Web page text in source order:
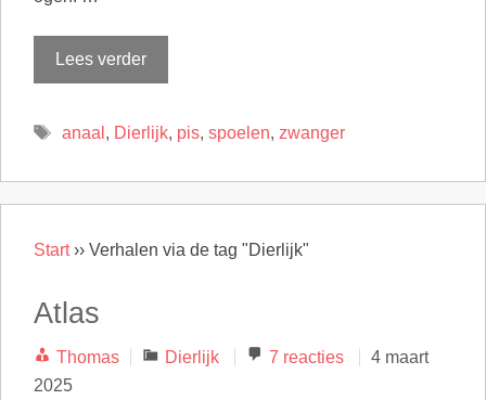
Lees verder
Tags
anaal , Dierlijk, pis, spoelen, zwanger
Start›› Verhalen via de tag "Dierlijk"
Atlas
Thomas Categorieën
Dierlijk 7 reacties
4 maart
2025